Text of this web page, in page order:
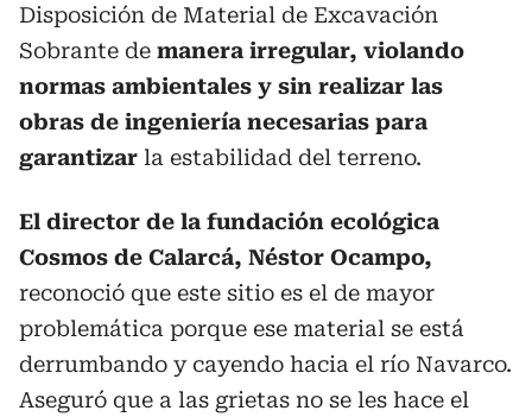
Disposición de Material de Excavación
Sobrante de manera irregular, violando
normas ambientales y sin realizar las
obras de ingeniería necesarias para
garantizar la estabilidad del terreno.
El director de la fundación ecológica
Cosmos de Calarcá, Néstor Ocampo,
reconoció que este sitio es el de mayor
problemática porque ese material se está
derrumbando y cayendo hacia el río Navarco.
Aseguró que a las grietas no se les hace el